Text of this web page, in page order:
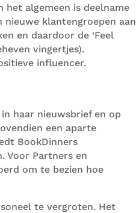
het algemeen is deelname
klantengroepen aan
en daardoor de ‘Feel
vingertjes).
influencer.
haar nieuwsbrief en op
een aparte
BookDinners
Voor Partners en
om te bezien hoe
te vergroten. Het